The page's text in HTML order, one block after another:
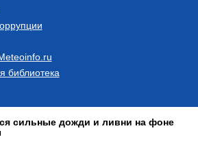
библиотека
сильные дожди и ливни на фоне